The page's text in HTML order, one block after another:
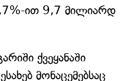
ით 9,7 მილიარდ
ქვეყანაში
მონაცემებსაც